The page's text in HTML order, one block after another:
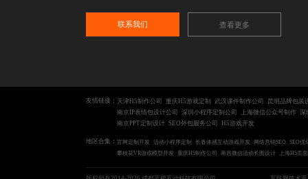
联系我们 查看更多
友情链接： 天津H5制作公司 重庆H5游戏定制 武汉课件制作公司
昆明品牌包装
南京IP表情包设计公司
深圳小程序定制公司 上海微信公众号制作 深
南京PPT定制设计 SEO外包服务公司 H5游戏开发
地区合集： 官网定制开发 活动小程序定制 长春体感互动游戏开发 网络营销SEO SEO优
攀枝花VR游戏模型开发
重庆H5制作公司 南昌微信活动长图设计 上海H5页